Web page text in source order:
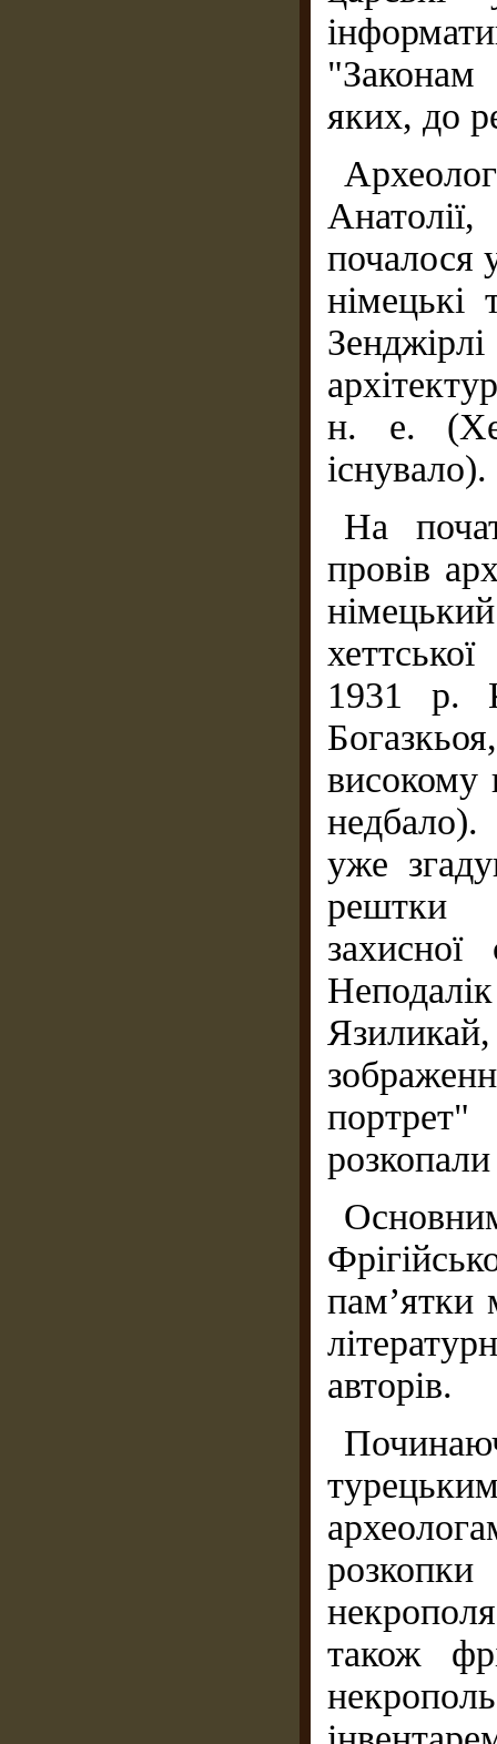
"Законам
яких, до
почалося
німецькі
н. е.
існувало).
На
провів
1931 р.
високому
недбало).
уже
рештки
пам’ятки
авторів.
розкопки
також